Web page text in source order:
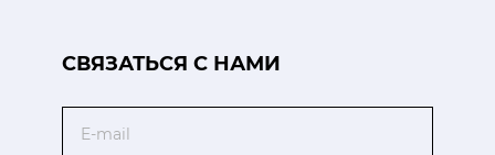
CВЯЗАТЬСЯ С НАМИ